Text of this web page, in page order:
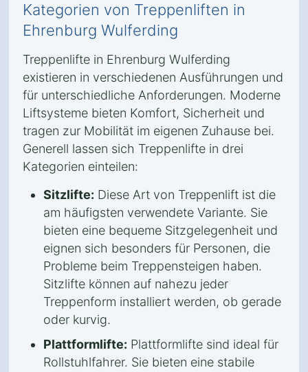
Kategorien von Treppenliften in
Ehrenburg Wulferding
Treppenlifte in Ehrenburg Wulferding
existieren in verschiedenen Ausführungen und
für unterschiedliche Anforderungen. Moderne
Liftsysteme bieten Komfort, Sicherheit und
tragen zur Mobilität im eigenen Zuhause bei.
Generell lassen sich Treppenlifte in drei
Kategorien einteilen:
Sitzlifte: Diese Art von Treppenlift ist die
am häufigsten verwendete Variante. Sie
bieten eine bequeme Sitzgelegenheit und
eignen sich besonders für Personen, die
Probleme beim Treppensteigen haben.
Sitzlifte können auf nahezu jeder
Treppenform installiert werden, ob gerade
oder kurvig.
Plattformlifte: Plattformlifte sind ideal für
Rollstuhlfahrer. Sie bieten eine stabile